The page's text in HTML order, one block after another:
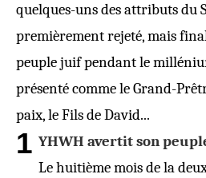
quelques-uns des attributs du
premièrement rejeté, mais
peuple juif pendant le
présenté comme le Grand-
paix, le Fils de David...
1 YHWH avertit son
Le huitième mois de la